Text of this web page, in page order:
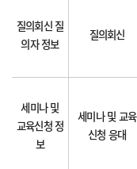
질의회신 질
의자 정보
질의회신
세미나 및
교육신청 정
보
세미나 및 교육
신청 응대